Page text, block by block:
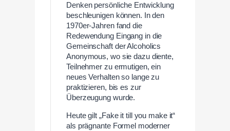
Denken persönliche Entwicklung
beschleunigen können. In den
1970er-Jahren fand die
Redewendung Eingang in die
Gemeinschaft der Alcoholics
Anonymous, wo sie dazu diente,
Teilnehmer zu ermutigen, ein
neues Verhalten so lange zu
praktizieren, bis es zur
Überzeugung wurde.
Heute gilt „Fake it till you make it“
als prägnante Formel moderner